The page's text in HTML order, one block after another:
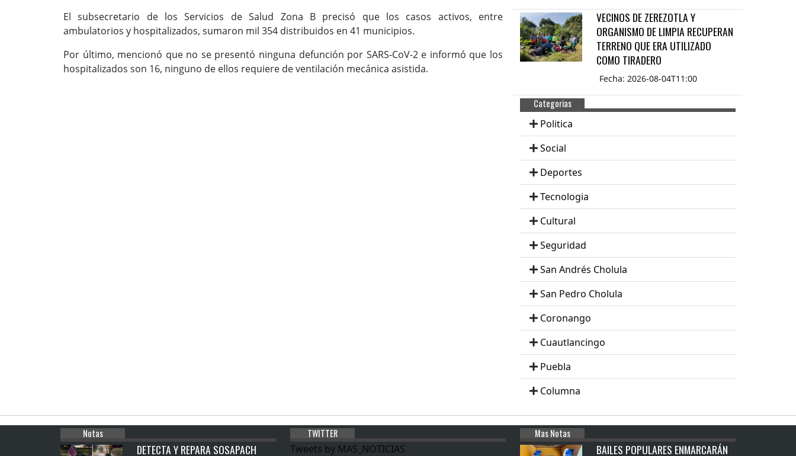
El subsecretario de los Servicios de Salud Zona B precisó que los casos activos, entre
ambulatorios y hospitalizados, sumaron mil 354 distribuidos en 41 municipios.
Por último, mencionó que no se presentó ninguna defunción por SARS-CoV-2 e informó que los
hospitalizados son 16, ninguno de ellos requiere de ventilación mecánica asistida.
VECINOS DE ZEREZOTLA Y
ORGANISMO DE LIMPIA RECUPERAN
TERRENO QUE ERA UTILIZADO
COMO TIRADERO
Fecha: 2026-08-04T11:00
Categorias
Politica
Social
Deportes
Tecnologia
Cultural
Seguridad
San Andrés Cholula
San Pedro Cholula
Coronango
Cuautlancingo
Puebla
Columna
Notas
DETECTA Y REPARA SOSAPACH
TWITTER
Tweets by MAS_NOTICIAS
Mas Notas
BAILES POPULARES ENMARCARÁN